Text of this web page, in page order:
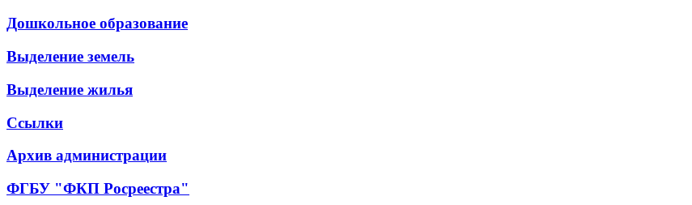
Дошкольное образование
Выделение земель
Выделение жилья
Ссылки
Архив администрации
ФГБУ "ФКП Росреестра"